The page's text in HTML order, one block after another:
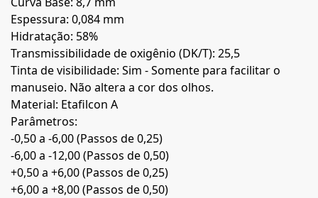
Espessura: 0,084 mm
Hidratação: 58%
Transmissibilidade de oxigênio (DK/T): 25,5
Tinta de visibilidade: Sim - Somente para facilitar o
manuseio. Não altera a cor dos olhos.
Material: Etafilcon A
Parâmetros:
-0,50 a -6,00 (Passos de 0,25)
-6,00 a -12,00 (Passos de 0,50)
+0,50 a +6,00 (Passos de 0,25)
+6,00 a +8,00 (Passos de 0,50)